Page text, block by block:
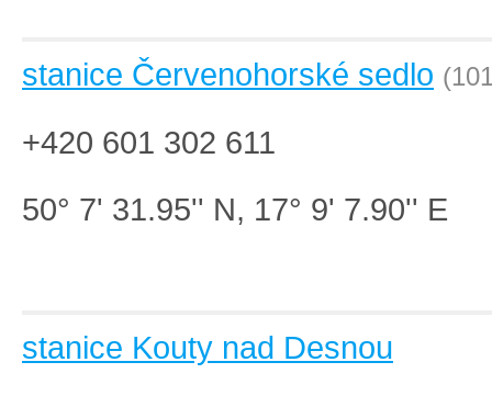
stanice Červenohorské sedlo
+420 601 302 611
50° 7' 31.95'' N, 17° 9' 7.90'' E
stanice Kouty nad Desnou